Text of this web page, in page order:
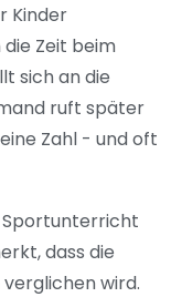
Kinder
Zeit beim
sich an die
ruft später
Zahl - und oft
Sportunterricht
dass die
wird.